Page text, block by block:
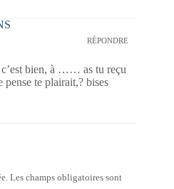
RÉPONDRE
c’est bien, à …… as tu reçu
te plairait,? bises
Les champs obligatoires sont